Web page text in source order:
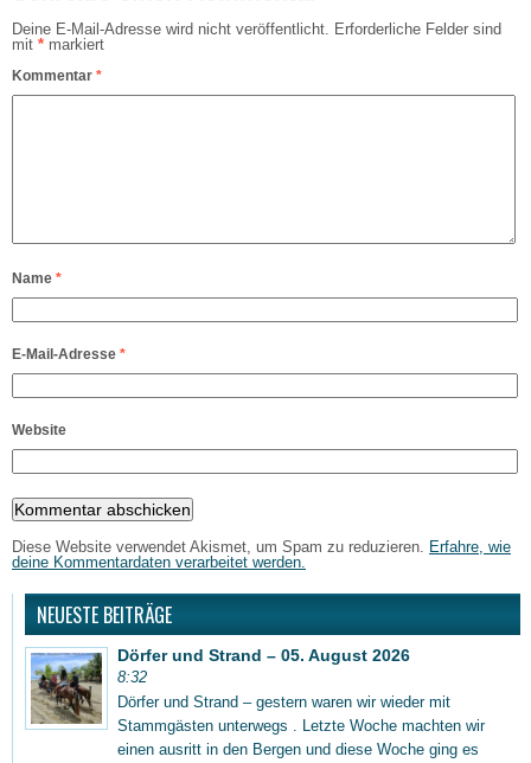
Deine E-Mail-Adresse wird nicht veröffentlicht. Erforderliche Felder sind
mit * markiert
Kommentar *
Name *
E-Mail-Adresse *
Website
Diese Website verwendet Akismet, um Spam zu reduzieren. Erfahre, wie
deine Kommentardaten verarbeitet werden.
NEUESTE BEITRÄGE
Dörfer und Strand – 05. August 2026
8:32
Dörfer und Strand – gestern waren wir wieder mit
Stammgästen unterwegs . Letzte Woche machten wir
einen ausritt in den Bergen und diese Woche ging es